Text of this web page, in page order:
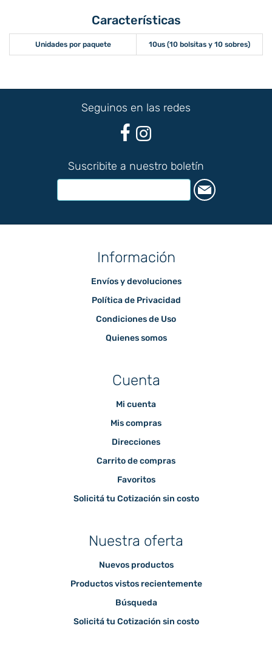
Características
Unidades por paquete 10us (10 bolsitas y 10 sobres)
Seguinos en las redes
Suscribite a nuestro boletín
Información
Envíos y devoluciones
Política de Privacidad
Condiciones de Uso
Quienes somos
Cuenta
Mi cuenta
Mis compras
Direcciones
Carrito de compras
Favoritos
Solicitá tu Cotización sin costo
Nuestra oferta
Nuevos productos
Productos vistos recientemente
Búsqueda
Solicitá tu Cotización sin costo